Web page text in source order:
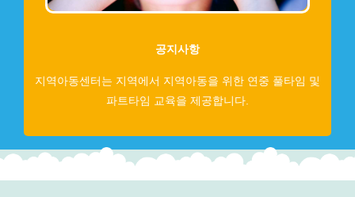
공지사항
지역아동센터는 지역에서 지역아동을 위한 연중 풀타임 및
파트타임 교육을 제공합니다.